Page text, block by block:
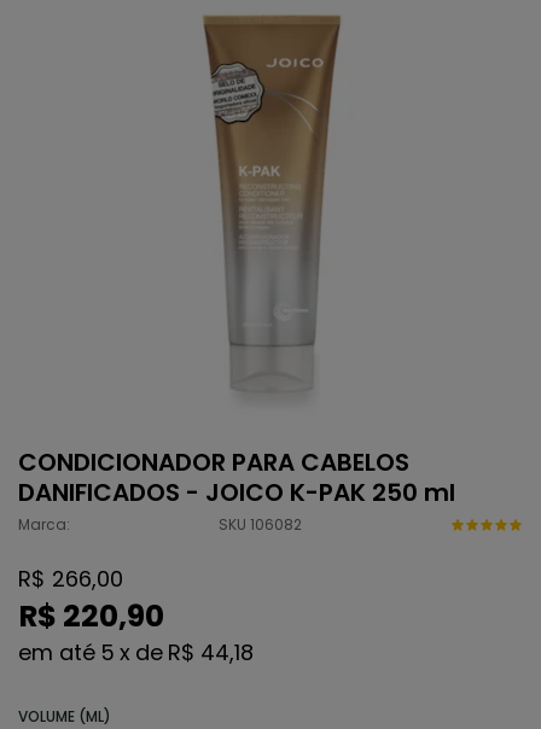
CONDICIONADOR PARA CABELOS
DANIFICADOS - JOICO K-PAK 250 ml
Marca: SKU 106082
R$ 266,00
R$ 220,90
5 x de R$ 44,18
VOLUME (ML)